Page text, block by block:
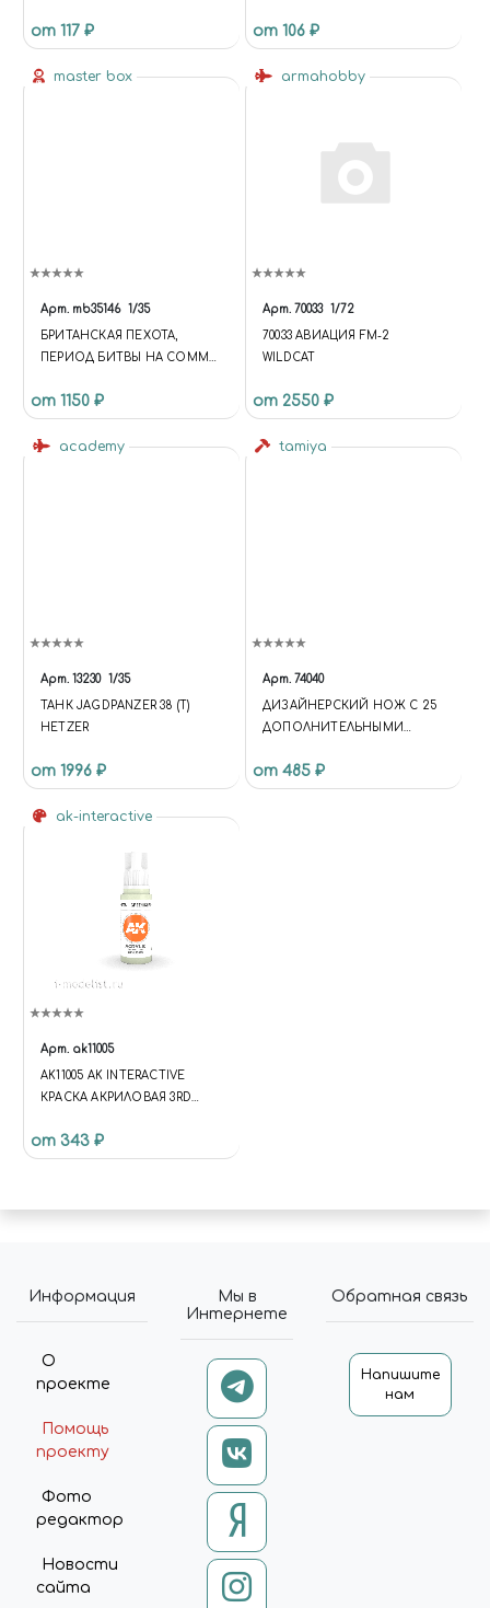
от 117 ₽
ИЛИ ПОЛНАЯ ОКРАСКА
от 106 ₽
master box
Арт. mb35146 1/35
БРИТАНСКАЯ ПЕХОТА,
ПЕРИОД БИТВЫ НА СОММЕ,
от 1150 ₽
armahobby
Арт. 70033 1/72
70033 АВИАЦИЯ FM-2
WILDCAT
от 2550 ₽
academy
Арт. 13230 1/35
ТАНК JAGDPANZER 38 (T)
HETZER
от 1996 ₽
tamiya
Арт. 74040
ДИЗАЙНЕРСКИЙ НОЖ С 25
ДОПОЛНИТЕЛЬНЫМИ
от 485 ₽
ak-interactive
Арт. ak11005
AK11005 AK INTERACTIVE
КРАСКА АКРИЛОВАЯ 3RD
WHITE 17ML / ЗЕЛЕНОВАТО-
БЕЛЫЙ
от 343 ₽
Информация
О
проекте
Помощь
проекту
Фото
редактор
Новости
сайта
Мы в
Интернете
Обратная связь
Напишите
нам